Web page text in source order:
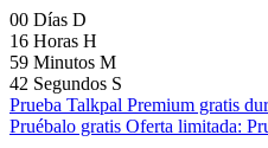
00 Días D
16 Horas H
59 Minutos M
41 Segundos S
Prueba Talkpal Premium gratis
Pruébalo gratis Oferta limitada: